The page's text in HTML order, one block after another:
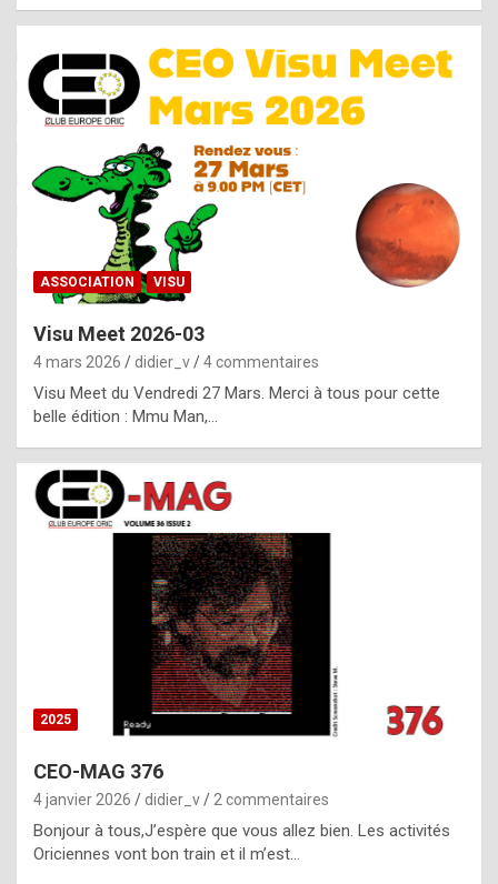
u
i
n
e
R
o
p
l
c
h
i
s
t
o
r
p
e
c
ASSOCIATION VISU
Visu Meet 2026-03
4 mars 2026 didier_v 4 commentaires
Visu Meet du Vendredi 27 Mars. Merci à tous pour cette
belle édition : Mmu Man,…
2025
CEO-MAG 376
4 janvier 2026 didier_v 2 commentaires
Bonjour à tous,J’espère que vous allez bien. Les activités
Oriciennes vont bon train et il m’est…